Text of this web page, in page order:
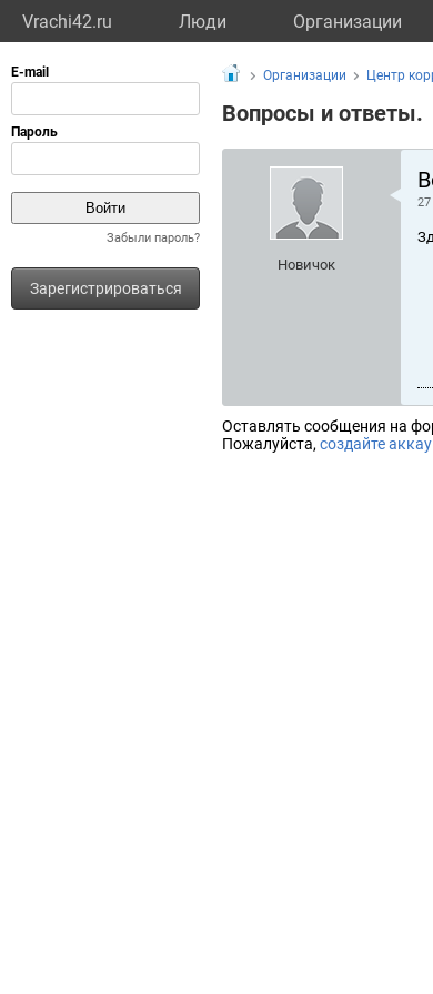
Vrachi42.ru Люди Организации
Забыли пароль?
Зарегистрироваться
Организации Центр
Вопросы и ответы.
Новичок
27
Оставлять сообщения на
Пожалуйста, создайте